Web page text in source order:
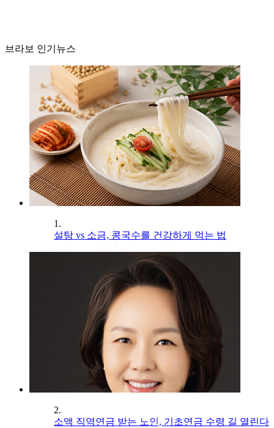
브라보 인기뉴스
1.
설탕 vs 소금, 콩국수를 건강하게 먹는 법
2.
소액 직역연금 받는 노인, 기초연금 수령 길 열린다